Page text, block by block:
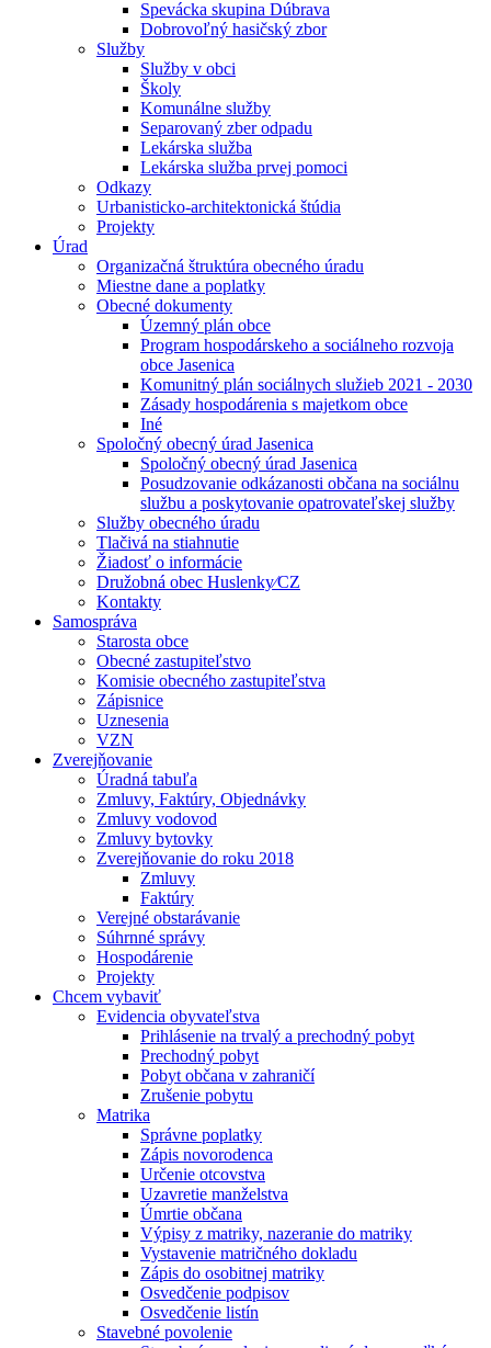
Spevácka skupina Dúbrava
Dobrovoľný hasičský zbor
Služby
Služby v obci
Školy
Komunálne služby
Separovaný zber odpadu
Lekárska služba
Lekárska služba prvej pomoci
Odkazy
Urbanisticko-architektonická štúdia
Projekty
Úrad
Organizačná štruktúra obecného úradu
Miestne dane a poplatky
Obecné dokumenty
Územný plán obce
Program hospodárskeho a sociálneho rozvoja
obce Jasenica
Komunitný plán sociálnych služieb 2021 - 2030
Zásady hospodárenia s majetkom obce
Iné
Spoločný obecný úrad Jasenica
Spoločný obecný úrad Jasenica
Posudzovanie odkázanosti občana na sociálnu
službu a poskytovanie opatrovateľskej služby
Služby obecného úradu
Tlačivá na stiahnutie
Žiadosť o informácie
Družobná obec Huslenky⁄CZ
Kontakty
Samospráva
Starosta obce
Obecné zastupiteľstvo
Komisie obecného zastupiteľstva
Zápisnice
Uznesenia
VZN
Zverejňovanie
Úradná tabuľa
Zmluvy, Faktúry, Objednávky
Zmluvy vodovod
Zmluvy bytovky
Zverejňovanie do roku 2018
Zmluvy
Faktúry
Verejné obstarávanie
Súhrnné správy
Hospodárenie
Projekty
Chcem vybaviť
Evidencia obyvateľstva
Prihlásenie na trvalý a prechodný pobyt
Prechodný pobyt
Pobyt občana v zahraničí
Zrušenie pobytu
Matrika
Správne poplatky
Zápis novorodenca
Určenie otcovstva
Uzavretie manželstva
Úmrtie občana
Výpisy z matriky, nazeranie do matriky
Vystavenie matričného dokladu
Zápis do osobitnej matriky
Osvedčenie podpisov
Osvedčenie listín
Stavebné povolenie